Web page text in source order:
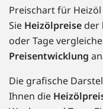
Preischart für
Sie Heizölpreise der
oder Tage
Preisentwicklung
Die grafische
Ihnen die